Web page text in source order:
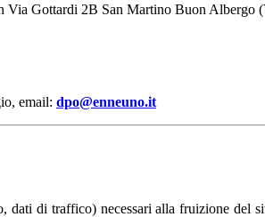
Via Gottardi 2B San Martino Buon Albergo
email: dpo@enneuno.it
di traffico) necessari alla fruizione